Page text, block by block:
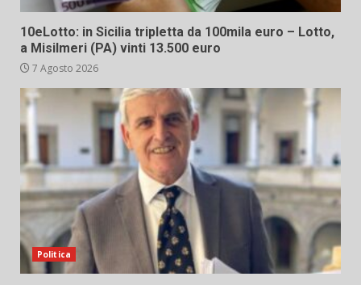
10eLotto: in Sicilia tripletta da 100mila euro – Lotto,
a Misilmeri (PA) vinti 13.500 euro
7 Agosto 2026
Politica